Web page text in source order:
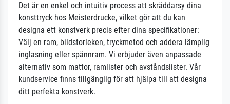
Det är en enkel och intuitiv process att skräddarsy dina
konsttryck hos Meisterdrucke, vilket gör att du kan
designa ett konstverk precis efter dina specifikationer:
Välj en ram, bildstorleken, tryckmetod och addera lämplig
inglasning eller spännram. Vi erbjuder även anpassade
alternativ som mattor, ramlister och avståndslister. Vår
kundservice finns tillgänglig för att hjälpa till att designa
ditt perfekta konstverk.